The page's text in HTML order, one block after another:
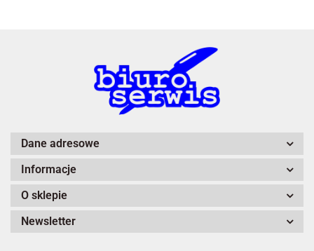
A4 Tech
Dane adresowe
Informacje
O sklepie
Newsletter